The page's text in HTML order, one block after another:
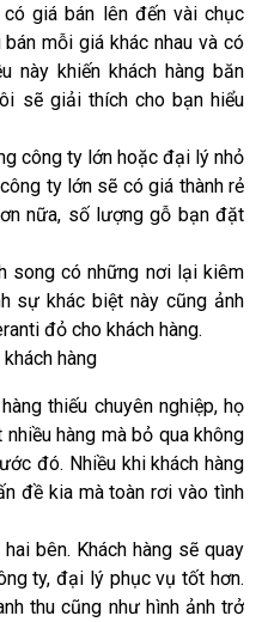
giá bán lên đến vài chục
mỗi giá khác nhau và có
này khiến khách hàng băn
sẽ giải thích cho bạn hiểu
công ty lớn hoặc đại lý nhỏ
ty lớn sẽ có giá thành rẻ
nữa, số lượng gỗ bạn đặt
song có những nơi lại kiêm
sự khác biệt này cũng ảnh
đỏ cho khách hàng.
hàng
thiếu chuyên nghiệp, họ
hàng mà bỏ qua không
đó. Nhiều khi khách hàng
đề kia mà toàn rơi vào tình
bên. Khách hàng sẽ quay
ty, đại lý phục vụ tốt hơn.
thu cũng như hình ảnh trở